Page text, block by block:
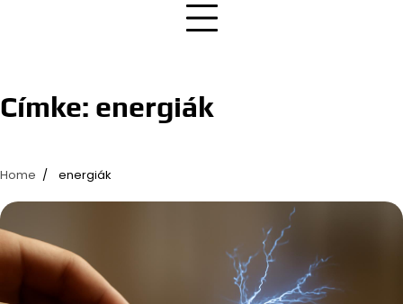
Címke: energiák
Home energiák